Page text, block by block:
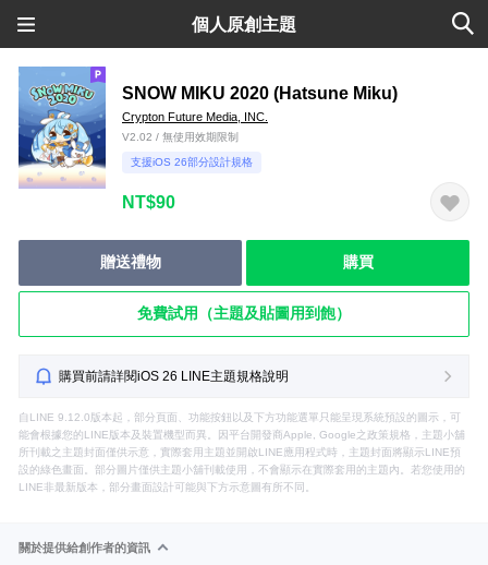
個人原創主題
SNOW MIKU 2020 (Hatsune Miku)
Crypton Future Media, INC.
V2.02 / 無使用效期限制
支援iOS 26部分設計規格
NT$90
贈送禮物 購買
免費試用（主題及貼圖用到飽）
購買前請詳閱iOS 26 LINE主題規格說明
自LINE 9.12.0版本起，部分頁面、功能按鈕以及下方功能選單只能呈現系統預設的圖示，可
能會根據您的LINE版本及裝置機型而異。因平台開發商Apple, Google之政策規格，主題小舖
所刊載之主題封面僅供示意，實際套用主題並開啟LINE應用程式時，主題封面將顯示LINE預
設的綠色畫面。部分圖片僅供主題小舖刊載使用，不會顯示在實際套用的主題內。若您使用的
LINE非最新版本，部分畫面設計可能與下方示意圖有所不同。
關於提供給創作者的資訊